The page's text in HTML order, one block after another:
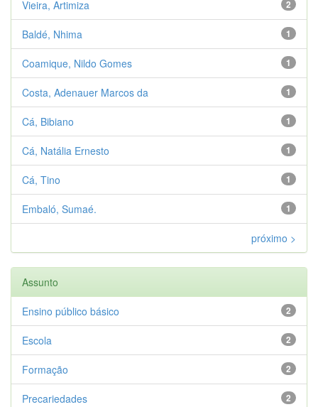
2
Vieira, Artimiza
1
Baldé, Nhima
1
Coamique, Nildo Gomes
1
Costa, Adenauer Marcos da
1
Cá, Bibiano
1
Cá, Natália Ernesto
1
Cá, Tino
1
Embaló, Sumaé.
próximo >
Assunto
2
Ensino público básico
2
Escola
2
Formação
2
Precariedades